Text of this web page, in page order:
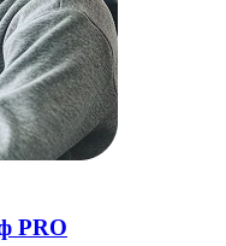
PRO